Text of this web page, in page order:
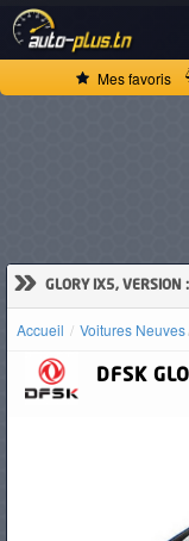
Mes favoris
» GLORY IX5, VERSION
Accueil Voitures Neuves
DFSK
ACCUEIL
D'OCCASION